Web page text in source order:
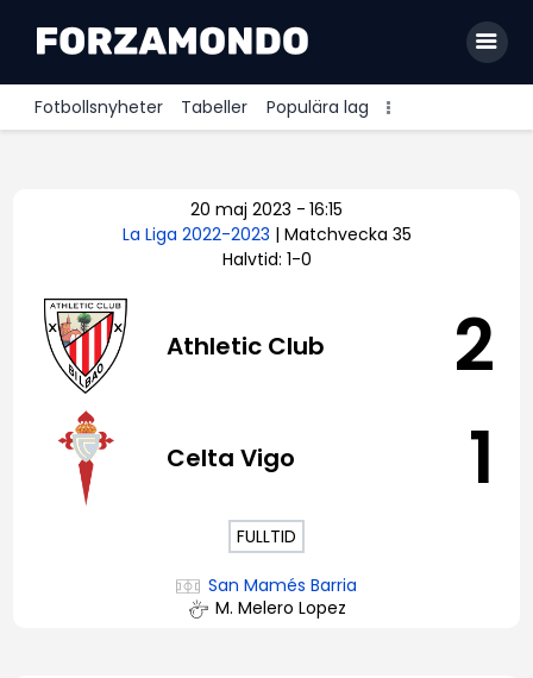
Fotbollsnyheter Tabeller Populära lag
Premier League
Bundesliga
Serie A
20 maj 2023 - 16:15
La Liga 2022-2023 | Matchvecka 35
Halvtid: 1-0
Athletic Club 2
Celta Vigo 1
FULLTID
San Mamés Barria
M. Melero Lopez